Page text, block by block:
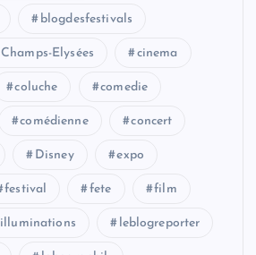
blogdesfestivals
Champs-Elysées cinema
coluche comedie
comédienne concert
Disney expo
festival fete film
illuminations leblogreporter